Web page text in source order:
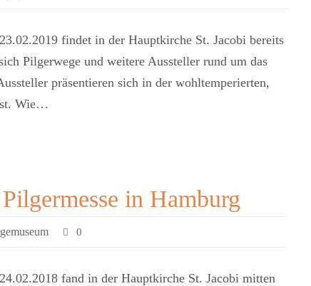
findet in der Hauptkirche St. Jacobi bereits
Pilgerwege und weitere Aussteller rund um das
präsentieren sich in der wohltemperierten,
Wie…
in Hamburg
0
fand in der Hauptkirche St. Jacobi mitten